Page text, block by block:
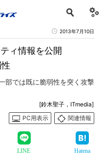
2013年7月10日
ィ情報を公開
部では既に脆弱性を突く攻撃
[鈴木聖子，ITmedia]
PC用表示
関連情報
LINE Hatena